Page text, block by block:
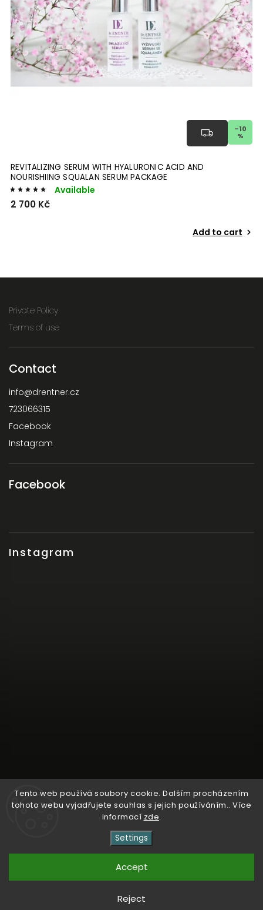
Tento web používá soubory cookie. Dalším procházením
tohoto webu vyjadřujete souhlas s jejich používáním.. Více
informací zde.
Settings
Reject
Accept
–10
%
REVITALIZING SERUM WITH HYALURONIC ACID AND
NOURISHIING SQUALAN SERUM PACKAGE
Available
2 700 Kč
Add to cart
Instagram
Follow on Instagram
Private Policy
Terms of use
Contact
info@drentner.cz
723066315
Facebook
Instagram
Facebook
reserved.